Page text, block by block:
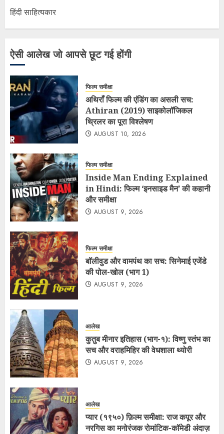
हिंदी साहित्यकार
ऐसी आलेख जो आपसे छूट गई होंगी
फिल्म समीक्षा
अथिराँ फिल्म की एंडिंग का असली सच:
Athiran (2019) साइकोलॉजिकल
थ्रिलर का पूरा विश्लेषण
AUGUST 10, 2026
फिल्म समीक्षा
Inside Man Ending Explained
in Hindi: फिल्म ‘इनसाइड मैन’ की कहानी
और समीक्षा
AUGUST 9, 2026
फिल्म समीक्षा
बॉलीवुड और वामपंथ का सच: सिनेमाई एजेंडे
की पोल-खोल (भाग 1)
AUGUST 9, 2026
आलेख
कुतुब मीनार इतिहास (भाग-१): विष्णु स्तंभ का
सच और वराहमिहिर की वेधशाला थ्योरी
AUGUST 9, 2026
आलेख
प्यार (१९५०) फ़िल्म समीक्षा: राज कपूर और
नरगिस का मनोरंजक रोमांटिक-कॉमेडी अंदाज़